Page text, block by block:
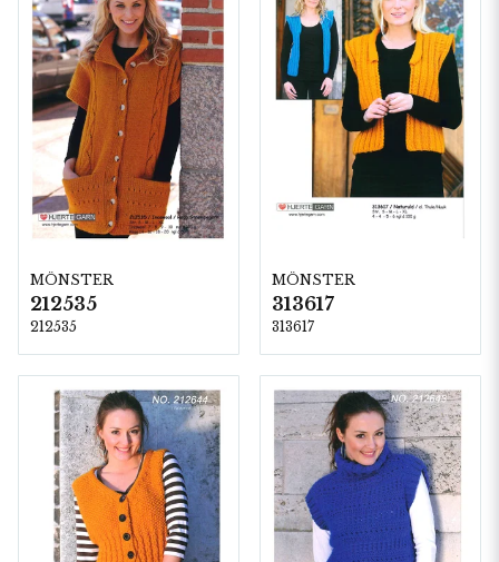
MÖNSTER
212535
212535
MÖNSTER
313617
313617